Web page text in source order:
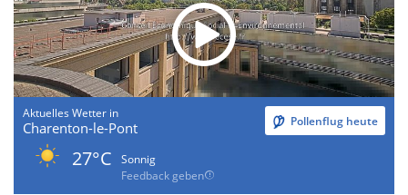
Aktuelles Wetter in
Charenton-le-Pont Pollenflug heute
27°C
Sonnig
Feedback geben